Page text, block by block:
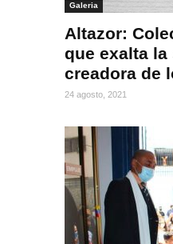
Galeria
Altazor:
que exalta
creadora de
24 agosto, 2021